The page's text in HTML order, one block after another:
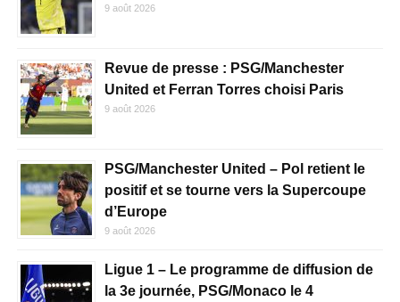
9 août 2026
Revue de presse : PSG/Manchester
United et Ferran Torres choisi Paris
9 août 2026
PSG/Manchester United – Pol retient le
positif et se tourne vers la Supercoupe
d’Europe
9 août 2026
Ligue 1 – Le programme de diffusion de
la 3e journée, PSG/Monaco le 4